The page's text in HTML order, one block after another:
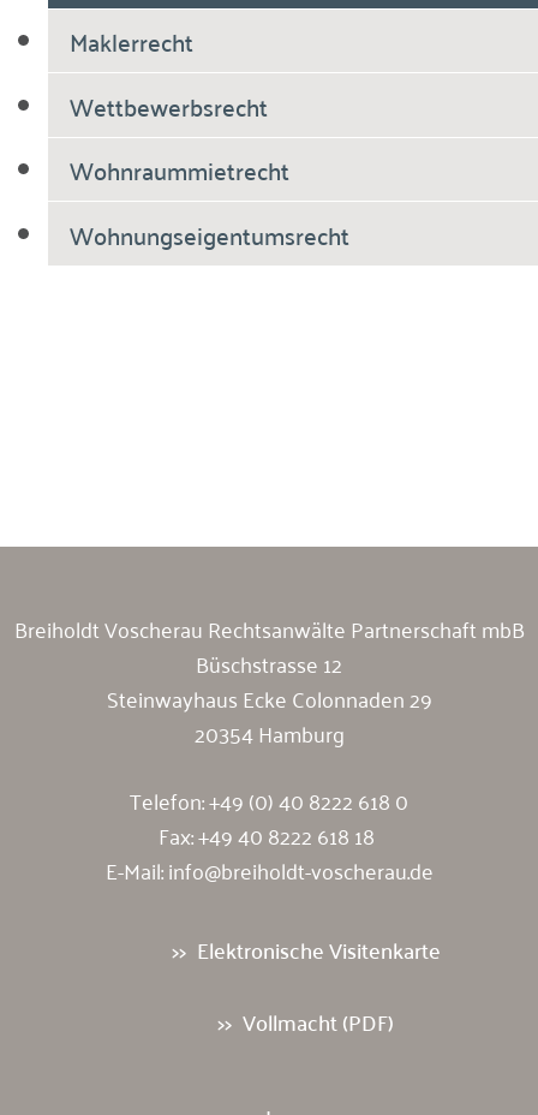
Maklerrecht
Wettbewerbsrecht
Wohnraummietrecht
Wohnungseigentumsrecht
Breiholdt Voscherau Rechtsanwälte Partnerschaft mbB
Büschstrasse 12
Steinwayhaus Ecke Colonnaden 29
20354 Hamburg
Telefon:+49 (0) 40 8222 618 0
Fax: +49 40 8222 618 18
E-Mail:info@breiholdt-voscherau.de
Elektronische Visitenkarte
Vollmacht (PDF)